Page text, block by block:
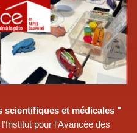
scientifiques et médicales "
pour l'Avancée des